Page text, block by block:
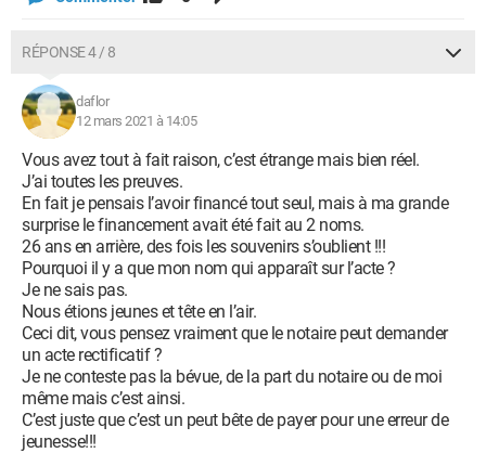
RÉPONSE 4 / 8
daflor
12 mars 2021 à 14:05
Vous avez tout à fait raison, c’est étrange mais bien réel.
J’ai toutes les preuves.
En fait je pensais l’avoir financé tout seul, mais à ma grande
surprise le financement avait été fait au 2 noms.
26 ans en arrière, des fois les souvenirs s’oublient !!!
Pourquoi il y a que mon nom qui apparaît sur l’acte ?
Je ne sais pas.
Nous étions jeunes et tête en l’air.
Ceci dit, vous pensez vraiment que le notaire peut demander
un acte rectificatif ?
Je ne conteste pas la bévue, de la part du notaire ou de moi
même mais c’est ainsi.
C’est juste que c’est un peut bête de payer pour une erreur de
jeunesse!!!